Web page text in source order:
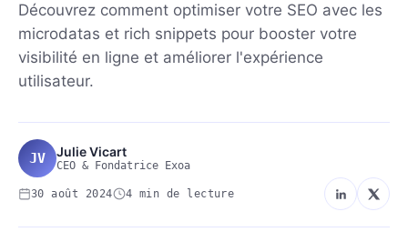
Découvrez comment optimiser votre SEO avec les
microdatas et rich snippets pour booster votre
visibilité en ligne et améliorer l'expérience
utilisateur.
JV Julie Vicart
CEO & Fondatrice Exoa
30 août 2024 4 min de lecture